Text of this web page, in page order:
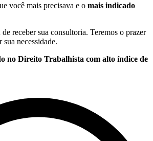
você mais precisava e o mais indicado
receber sua consultoria. Teremos o prazer
sua necessidade.
no Direito Trabalhista com alto índice de